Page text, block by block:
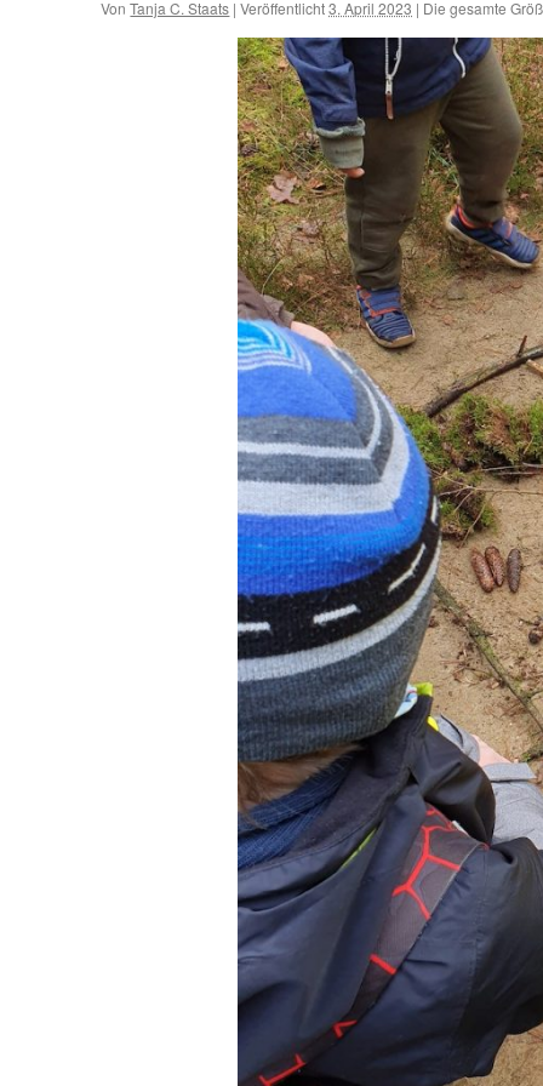
Von Tanja C. Staats | Veröffentlicht 3. April 2023 | Die gesamte